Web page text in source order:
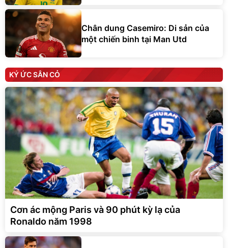
Chân dung Casemiro: Di sản của
một chiến binh tại Man Utd
KÝ ỨC SÂN CỎ
Cơn ác mộng Paris và 90 phút kỳ lạ của
Ronaldo năm 1998